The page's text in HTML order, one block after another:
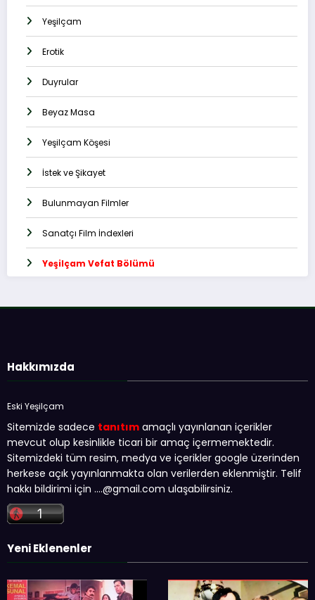
Yeşilçam
Erotik
Duyrular
Beyaz Masa
Yeşilçam Köşesi
İstek ve Şikayet
Bulunmayan Filmler
Sanatçı Film İndexleri
Yeşilçam Vefat Bölümü
Hakkımızda
Eski Yeşilçam
Sitemizde sadece tanıtım amaçlı yayınlanan içerikler
mevcut olup kesinlikle ticari bir amaç içermemektedir.
Sitemizdeki tüm resim, medya ve içerikler google üzerinden
herkese açık yayınlanmakta olan verilerden eklenmiştir. Telif
hakkı bildirimi için ….@gmail.com ulaşabilirsiniz.
Yeni Eklenenler